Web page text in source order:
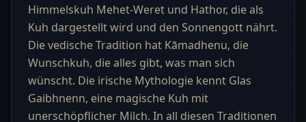
Himmelskuh Mehet-Weret und Hathor, die als
Kuh dargestellt wird und den Sonnengott nährt.
Die vedische Tradition hat Kāmadhenu, die
Wunschkuh, die alles gibt, was man sich
wünscht. Die irische Mythologie kennt Glas
Gaibhnenn, eine magische Kuh mit
unerschöpflicher Milch. In all diesen Traditionen